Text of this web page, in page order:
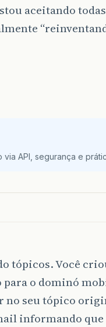
aceitando
API, segurança e
tópicos. Você
para o dominó
no seu tópico
informando